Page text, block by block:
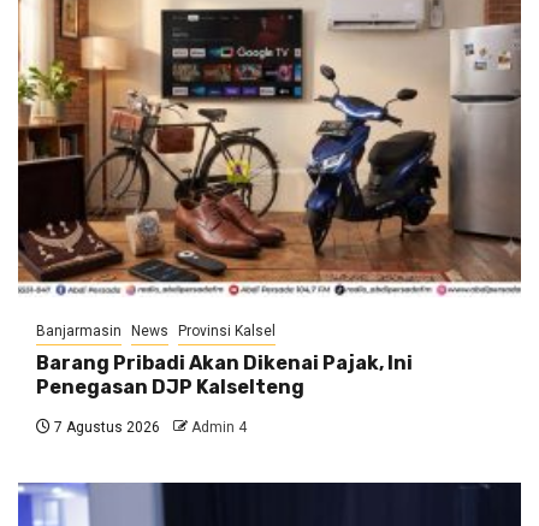
Banjarmasin News Provinsi Kalsel
Barang Pribadi Akan Dikenai Pajak, Ini
Penegasan DJP Kalselteng
7 Agustus 2026 Admin 4